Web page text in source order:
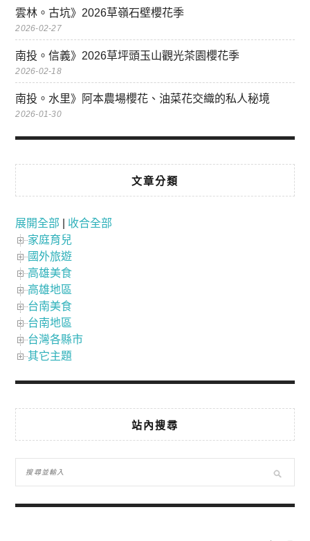
雲林。古坑》2026草嶺石壁櫻花季
2026-02-27
南投。信義》2026草坪頭玉山觀光茶園櫻花季
2026-02-18
南投。水里》阿本農場櫻花、油菜花交織的私人秘境
2026-01-30
文章分類
展開全部
收合全部
家庭育兒
國外旅遊
高雄美食
高雄地區
台南美食
台南地區
台灣各縣市
其它主題
站內搜尋